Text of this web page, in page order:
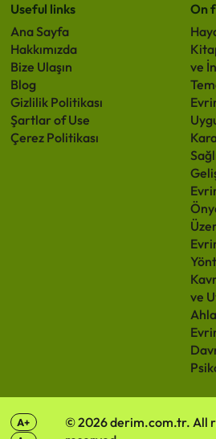
Useful links
Ana Sayfa
Hakkımızda
Bize Ulaşın
Blog
Gizlilik Politikası
Şartlar of Use
Çerez Politikası
On
ve
ve
A+
© 2026 derim.com.tr. All